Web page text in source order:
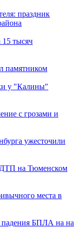
праздник
15 тысяч
памятником
у "Калины"
с грозами и
ужесточили
ДТП на Тюменском
места в
падения БПЛА на на